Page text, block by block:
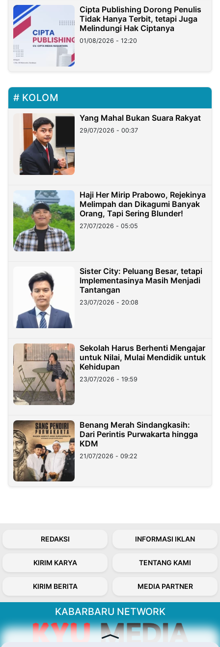
Cipta Publishing Dorong Penulis
Tidak Hanya Terbit, tetapi Juga
Melindungi Hak Ciptanya
01/08/2026 - 12:20
KOLOM
Yang Mahal Bukan Suara Rakyat
29/07/2026 - 00:37
Haji Her Mirip Prabowo, Rejekinya
Melimpah dan Dikagumi Banyak
Orang, Tapi Sering Blunder!
27/07/2026 - 05:05
Sister City: Peluang Besar, tetapi
Implementasinya Masih Menjadi
Tantangan
23/07/2026 - 20:08
Sekolah Harus Berhenti Mengajar
untuk Nilai, Mulai Mendidik untuk
Kehidupan
23/07/2026 - 19:59
Benang Merah Sindangkasih:
Dari Perintis Purwakarta hingga
KDM
21/07/2026 - 09:22
REDAKSI INFORMASI IKLAN
KIRIM KARYA TENTANG KAMI
KIRIM BERITA MEDIA PARTNER
KABARBARU NETWORK